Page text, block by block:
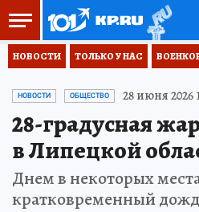
НОВОСТИ ТОЛЬКО У НАС
НОВОСТИ ОБЩЕСТВО 28 июня 2026
28-градусная
в Липецкой
Днем в некоторых
кратковременный